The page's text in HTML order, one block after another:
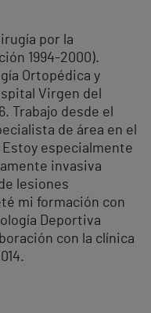
por la
1994-2000).
Ortopédica y
Virgen del
Trabajo desde el
de área en el
Estoy especialmente
invasiva
lesiones
mi formación con
Deportiva
con la clínica